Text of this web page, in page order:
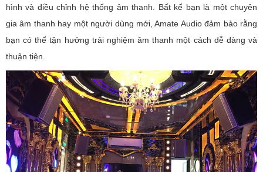
hình và điều chỉnh hệ thống âm thanh. Bất kể bạn là một chuyên
gia âm thanh hay một người dùng mới, Amate Audio đảm bảo rằng
bạn có thể tận hưởng trải nghiệm âm thanh một cách dễ dàng và
thuận tiện.